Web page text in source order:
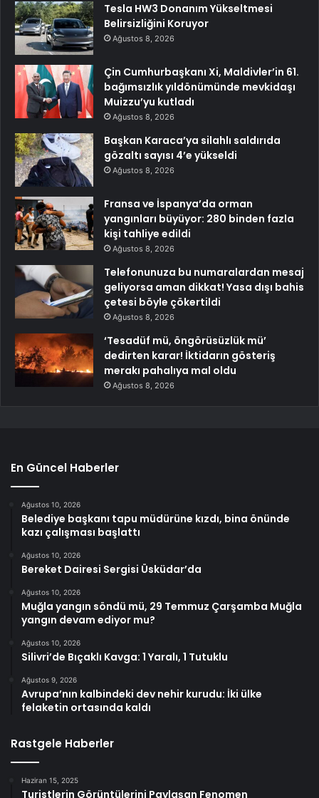
Tesla HW3 Donanım Yükseltmesi
Belirsizliğini Koruyor
Ağustos 8, 2026
Çin Cumhurbaşkanı Xi, Maldivler’in 61.
bağımsızlık yıldönümünde mevkidaşı
Muizzu’yu kutladı
Ağustos 8, 2026
Başkan Karaca’ya silahlı saldırıda
gözaltı sayısı 4’e yükseldi
Ağustos 8, 2026
Fransa ve İspanya’da orman
yangınları büyüyor: 280 binden fazla
kişi tahliye edildi
Ağustos 8, 2026
Telefonunuza bu numaralardan mesaj
geliyorsa aman dikkat! Yasa dışı bahis
çetesi böyle çökertildi
Ağustos 8, 2026
‘Tesadüf mü, öngörüsüzlük mü’
dedirten karar! İktidarın gösteriş
merakı pahalıya mal oldu
Ağustos 8, 2026
En Güncel Haberler
Ağustos 10, 2026
Belediye başkanı tapu müdürüne kızdı, bina önünde
kazı çalışması başlattı
Ağustos 10, 2026
Bereket Dairesi Sergisi Üsküdar’da
Ağustos 10, 2026
Muğla yangın söndü mü, 29 Temmuz Çarşamba Muğla
yangın devam ediyor mu?
Ağustos 10, 2026
Silivri’de Bıçaklı Kavga: 1 Yaralı, 1 Tutuklu
Ağustos 9, 2026
Avrupa’nın kalbindeki dev nehir kurudu: İki ülke
felaketin ortasında kaldı
Rastgele Haberler
Haziran 15, 2025
Turistlerin Görüntülerini Paylaşan Fenomen